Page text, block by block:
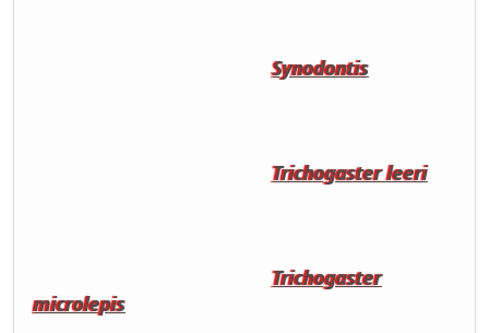
Synodontis
Trichogaster leeri
Trichogaster
microlepis